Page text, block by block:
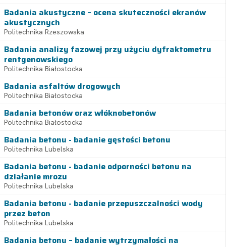
Badania akustyczne – ocena skuteczności ekranów
akustycznych
Politechnika Rzeszowska
Badania analizy fazowej przy użyciu dyfraktometru
rentgenowskiego
Politechnika Białostocka
Badania asfaltów drogowych
Politechnika Białostocka
Badania betonów oraz włóknobetonów
Politechnika Białostocka
Badania betonu - badanie gęstości betonu
Politechnika Lubelska
Badania betonu - badanie odporności betonu na
działanie mrozu
Politechnika Lubelska
Badania betonu - badanie przepuszczalności wody
przez beton
Politechnika Lubelska
Badania betonu – badanie wytrzymałości na